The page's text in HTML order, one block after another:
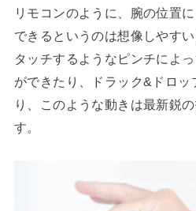
リモコンのように、腕の位置
できるというのは想像しやす
タッチするようなピンチによ
ができたり、ドラック&ドロッ
り、このような動きは最新鋭
す。